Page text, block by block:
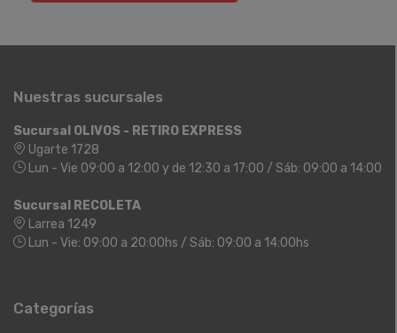
Nuestras sucursales
Sucursal OLIVOS - RETIRO EXPRESS
Ugarte 1728
Lun - Vie 09:00 a 12:00 y de 12:30 a 17:00 / Sáb: 09:00 a 14:00
Sucursal RECOLETA
Larrea 1249
Lun - Vie: 09:00 a 20:00hs / Sáb: 09:00 a 14:00hs
Categorías